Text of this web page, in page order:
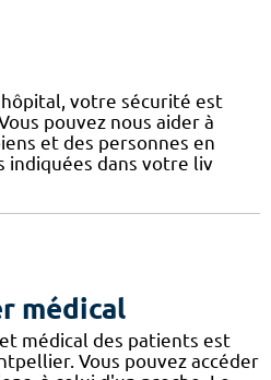
votre sécurité est
pouvez nous aider à
et des personnes en
indiquées dans votre liv
médical
médical des patients est
Vous pouvez accéder